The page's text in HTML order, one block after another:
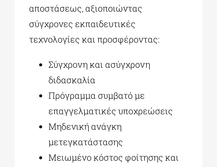
αποστάσεως, αξιοποιώντας
σύγχρονες εκπαιδευτικές
τεχνολογίες και προσφέροντας:
Σύγχρονη και ασύγχρονη
διδασκαλία
Πρόγραμμα συμβατό με
επαγγελματικές υποχρεώσεις
Μηδενική ανάγκη
μετεγκατάστασης
Μειωμένο κόστος φοίτησης και